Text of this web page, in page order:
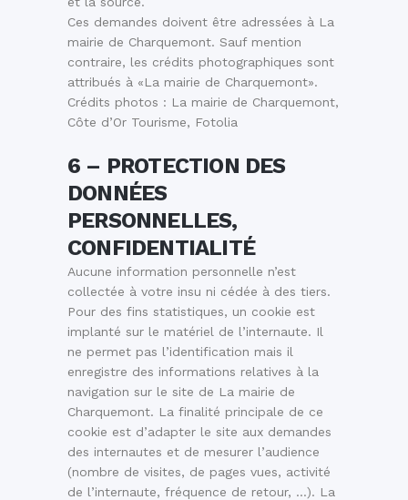
Ces demandes doivent être adressées à La
mairie de Charquemont. Sauf mention
contraire, les crédits photographiques sont
attribués à «La mairie de Charquemont».
Crédits photos : La mairie de Charquemont,
Côte d’Or Tourisme, Fotolia
6 – PROTECTION DES
DONNÉES
PERSONNELLES,
CONFIDENTIALITÉ
Aucune information personnelle n’est
collectée à votre insu ni cédée à des tiers.
Pour des fins statistiques, un cookie est
implanté sur le matériel de l’internaute. Il
ne permet pas l’identification mais il
enregistre des informations relatives à la
navigation sur le site de La mairie de
Charquemont. La finalité principale de ce
cookie est d’adapter le site aux demandes
des internautes et de mesurer l’audience
(nombre de visites, de pages vues, activité
de l’internaute, fréquence de retour, …). La